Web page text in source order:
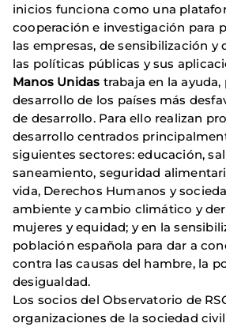
inicios funciona como una
cooperación e investigación para
las empresas, de sensibilización y
las políticas públicas y sus
Manos Unidas trabaja en la
desarrollo de los países más
de desarrollo. Para ello realizan
desarrollo centrados
siguientes sectores: educación,
saneamiento, seguridad
vida, Derechos Humanos y
ambiente y cambio climático y
mujeres y equidad; y en la
población española para dar a
contra las causas del hambre, la
desigualdad.
Los socios del Observatorio de
organizaciones de la sociedad